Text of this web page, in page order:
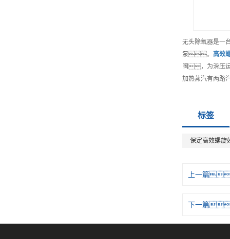
无头除氧器是
泵。 高效
阀，为滑压
加热蒸汽有两
标签
保定高效螺旋
上一篇
下一篇